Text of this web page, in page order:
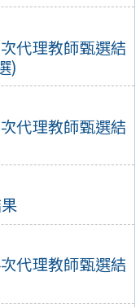
代理教師甄選結
)
代理教師甄選結
代理教師甄選結